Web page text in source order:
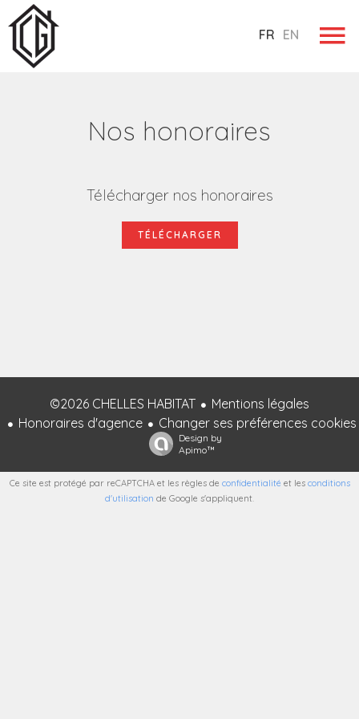
FR EN
Nos honoraires
Télécharger nos honoraires
TÉLÉCHARGER
©2026 CHELLES HABITAT
Mentions légales
Honoraires d'agence
Changer ses préférences cookies
Design by
Apimo™
Ce site est protégé par reCAPTCHA et les règles de confidentialité et les conditions
d'utilisation de Google s'appliquent.